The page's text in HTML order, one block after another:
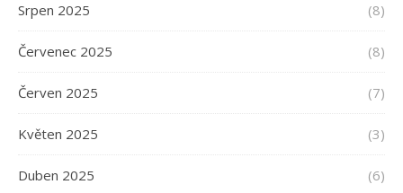
Srpen 2025 (8)
Červenec 2025 (8)
Červen 2025 (7)
Květen 2025 (3)
Duben 2025 (6)